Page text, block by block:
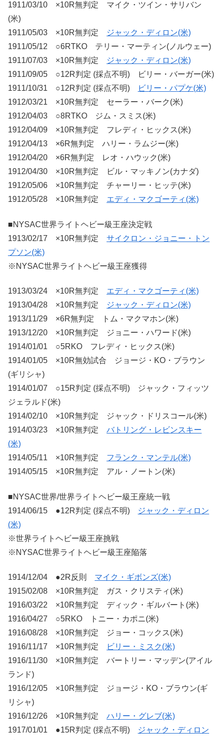
1911/03/10 ×10R無判定 マイク・ツイン・サリバン
(米)
1911/05/03 ×10R無判定
ジャック・ディロン(米)
1911/05/12 ○6RTKO テリー・マーティン(ノルウェー)
1911/07/03 ×10R無判定
ジャック・ディロン(米)
1911/09/05 ○12R判定 (採点不明) ビリー・バーガー(米)
1911/10/31 ○12R判定 (採点不明)
ビリー・パプケ(米)
1912/03/21 ×10R無判定 セーラー・バーク(米)
1912/04/03 ○8RTKO ジム・スミス(米)
1912/04/09 ×10R無判定 フレディ・ヒックス(米)
1912/04/13 ×6R無判定 ハリー・ラムジー(米)
1912/04/20 ×6R無判定 レオ・ハウック(米)
1912/04/30 ×10R無判定 ビル・マッキノン(カナダ)
1912/05/06 ×10R無判定 チャーリー・ヒッテ(米)
1912/05/28 ×10R無判定 エディ・マクゴーティ(米)
■NYSAC世界ライトヘビー級王座決定戦
1913/02/17 ×10R無判定 サイクロン・ジョニー・トン
プソン(米)
※NYSAC世界ライトヘビー級王座獲得
1913/03/24 ×10R無判定 エディ・マクゴーティ(米)
1913/04/28 ×10R無判定
ジャック・ディロン(米)
1913/11/29 ×6R無判定 トム・マクマホン(米)
1913/12/20 ×10R無判定 ジョニー・ハワード(米)
1914/01/01 ○5RKO フレディ・ヒックス(米)
1914/01/05 ×10R無効試合 ジョージ・KO・ブラウン
(ギリシャ)
1914/01/07 ○15R判定 (採点不明) ジャック・フィッツ
ジェラルド(米)
1914/02/10 ×10R無判定 ジャック・ドリスコール(米)
1914/03/23 ×10R無判定 バトリング・レビンスキー
(米)
1914/05/11 ×10R無判定 フランク・マンテル(米)
1914/05/15 ×10R無判定 アル・ノートン(米)
■NYSAC世界/世界ライトヘビー級王座統一戦
1914/06/15 ●12R判定 (採点不明)
ジャック・ディロン
(米)
※世界ライトヘビー級王座挑戦
※NYSAC世界ライトヘビー級王座陥落
1914/12/04 ●2R反則 マイク・ギボンズ(米)
1915/02/08 ×10R無判定 ガス・クリスティ(米)
1916/03/22 ×10R無判定 ディック・ギルバート(米)
1916/04/27 ○5RKO トニー・カポニ(米)
1916/08/28 ×10R無判定 ジョー・コックス(米)
1916/11/17 ×10R無判定
ビリー・ミスク(米)
1916/11/30 ×10R無判定 バートリー・マッデン(アイル
ランド)
1916/12/05 ×10R無判定 ジョージ・KO・ブラウン(ギ
リシャ)
1916/12/26 ×10R無判定 ハリー・グレブ(米)
1917/01/01 ●15R判定 (採点不明)
ジャック・ディロン